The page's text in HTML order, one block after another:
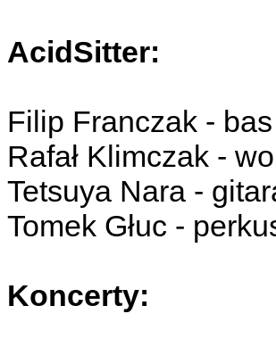
AcidSitter:
Filip Franczak -
Rafał Klimczak -
Tetsuya Nara -
Tomek Głuc -
Koncerty: